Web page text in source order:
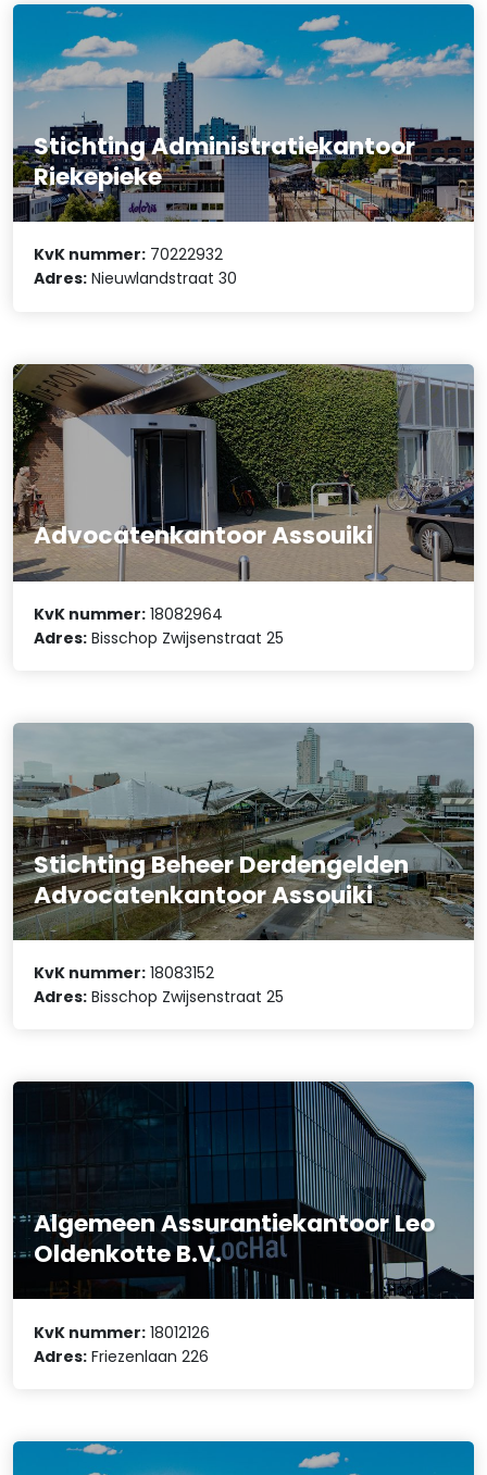
Stichting Administratiekantoor
Riekepieke
KvK nummer: 70222932
Adres: Nieuwlandstraat 30
Advocatenkantoor Assouiki
KvK nummer: 18082964
Adres: Bisschop Zwijsenstraat 25
Stichting Beheer Derdengelden
Advocatenkantoor Assouiki
KvK nummer: 18083152
Adres: Bisschop Zwijsenstraat 25
Algemeen Assurantiekantoor Leo
Oldenkotte B.V.
KvK nummer: 18012126
Adres: Friezenlaan 226